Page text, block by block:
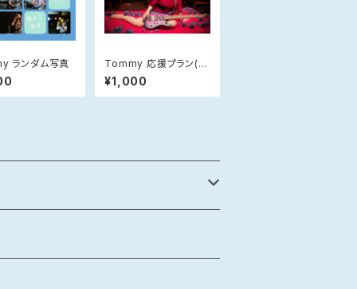
ランダム写真
Tommy 応援プラン(お
手紙郵送)
¥1,000